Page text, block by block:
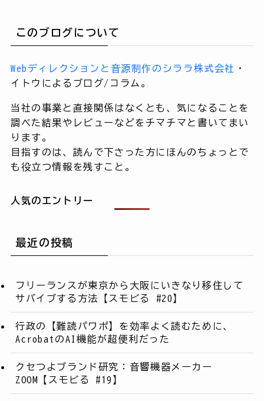
このブログについて
Webディレクションと音源制作のシララ株式会社
・
イトウによるブログ/コラム。
当社の事業と直接関係はなくとも、気になることを
調べた結果やレビューなどをチマチマと書いてまい
ります。
目指すのは、読んで下さった方にほんのちょっとで
も役立つ情報を残すこと。
人気のエントリー
最近の投稿
フリーランスが東京から大阪にいきなり移住して
サバイブする方法【スモビる #20】
行政の【難読パワポ】を効率よく読むために、
AcrobatのAI機能が超便利だった
クセつよブランド研究：音響機器メーカー
ZOOM【スモビる #19】